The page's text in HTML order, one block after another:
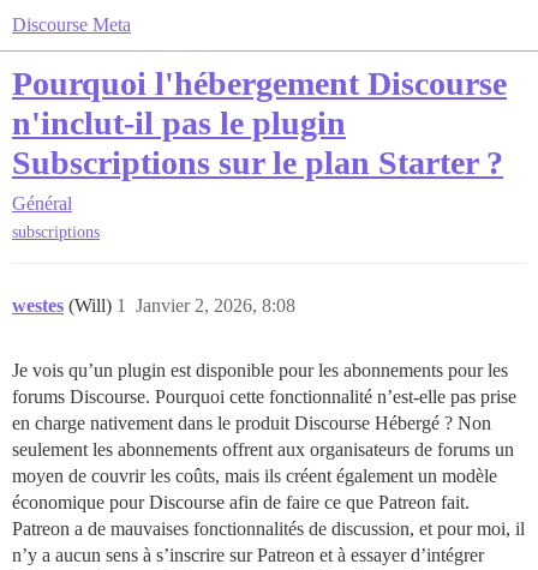
Discourse Meta
Pourquoi l'hébergement Discourse
n'inclut-il pas le plugin
Subscriptions sur le plan Starter ?
Général
subscriptions
westes (Will) Janvier 2, 2026, 8:08
1
Je vois qu’un plugin est disponible pour les abonnements pour les
forums Discourse. Pourquoi cette fonctionnalité n’est-elle pas prise
en charge nativement dans le produit Discourse Hébergé ? Non
seulement les abonnements offrent aux organisateurs de forums un
moyen de couvrir les coûts, mais ils créent également un modèle
économique pour Discourse afin de faire ce que Patreon fait.
Patreon a de mauvaises fonctionnalités de discussion, et pour moi, il
n’y a aucun sens à s’inscrire sur Patreon et à essayer d’intégrer